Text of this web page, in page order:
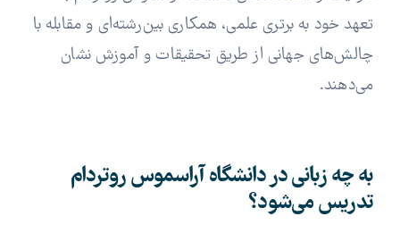
تعهد خود به برتری علمی، همکاری بین‌رشته‌ای و مقابله با
چالش‌های جهانی از طریق تحقیقات و آموزش نشان
می‌دهند.
به چه زبانی در دانشگاه آراسموس روتردام
تدریس می‌شود؟